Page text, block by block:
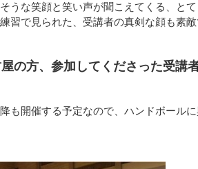
うな笑顔と笑い声が聞こえてくる、と
習で見られた、受講者の真剣な顔も素敵
の方、参加してくださった受講
も開催する予定なので、ハンドボール